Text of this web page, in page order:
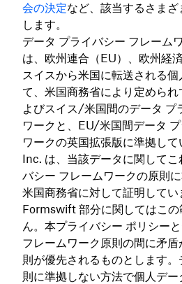
会の決定など、該当するさま
します。
データ プライバシー フレーム
は、欧州連合（EU）、欧州経
スイスから米国に転送される
て、米国商務省により定めら
よびスイス/米国間のデータ プ
ワークと、EU/米国間データ
ワークの英国拡張版に準拠し
Inc. は、当該データに関してこ
バシー フレームワークの原則
米国商務省に対して証明して
Formswift 部分に関してはこの
ん。本プライバシー ポリシー
フレームワーク原則の間に矛
則が優先されるものとします
則に準拠しない方法で個人デー